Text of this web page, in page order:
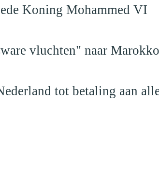
Koning Mohammed VI
vluchten" naar Marokko
tot betaling aan